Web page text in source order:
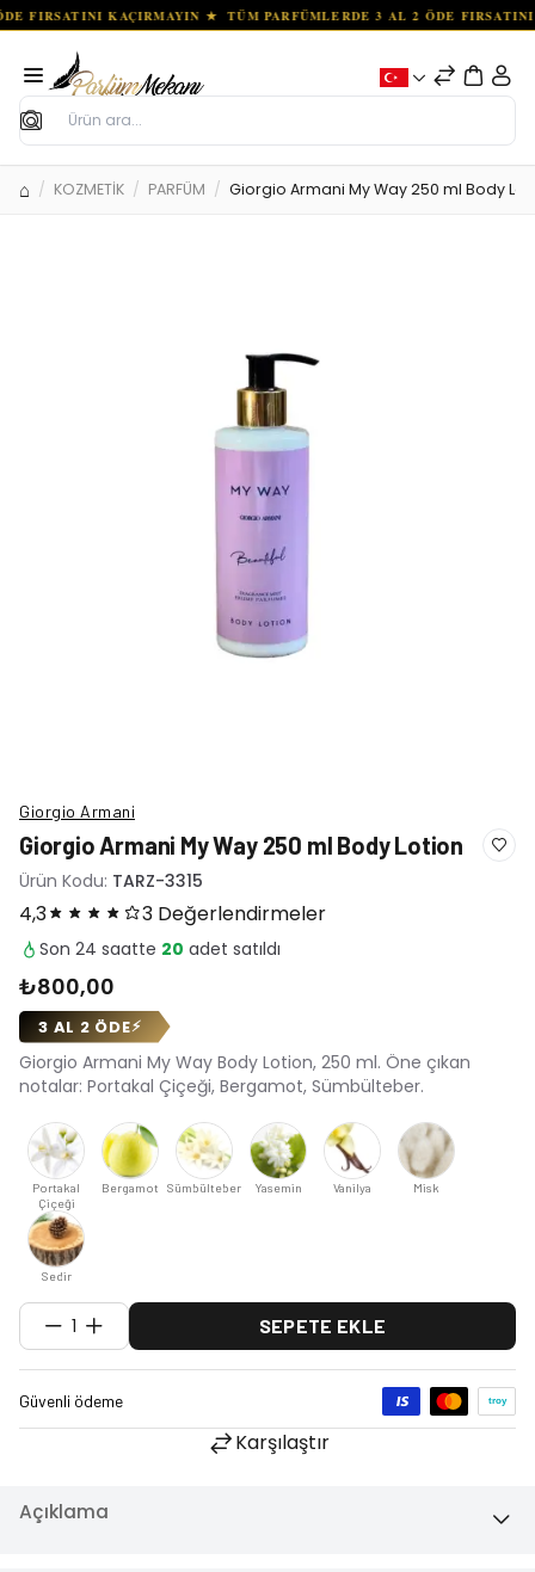
Ara
KOZMETİK PARFÜM Giorgio Armani My Way 250 ml Body
Giorgio Armani
Giorgio Armani My Way 250 ml Body Lotion
Ürün Kodu: TARZ-3315
4,3 3 Değerlendirmeler
Son 24 saatte 20 adet satıldı
₺800,00
3 AL 2 ÖDE⚡
Giorgio Armani My Way Body Lotion, 250 ml. Öne çıkan
notalar: Portakal Çiçeği, Bergamot, Sümbülteber.
Portakal
Çiçeği
Bergamot Sümbülteber Yasemin Vanilya Misk
Sedir
1 SEPETE EKLE
Karşılaştır
Açıklama